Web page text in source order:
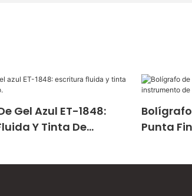
Gel Azul ET-1848:
Y Tinta De
Bolígrafo
Punta